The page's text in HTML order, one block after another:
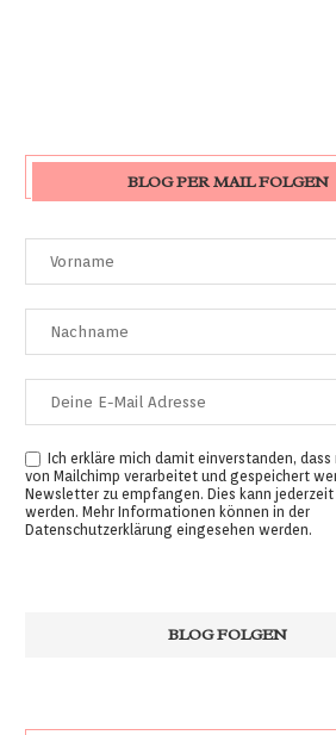
BLOG PER MAIL FOLGEN
Ich erkläre mich damit einverstanden, dass
von Mailchimp verarbeitet und gespeichert
Newsletter zu empfangen. Dies kann
werden. Mehr Informationen können in der
Datenschutzerklärung eingesehen werden.